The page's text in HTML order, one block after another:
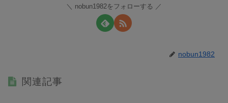
nobun1982をフォローする
nobun1982
関連記事